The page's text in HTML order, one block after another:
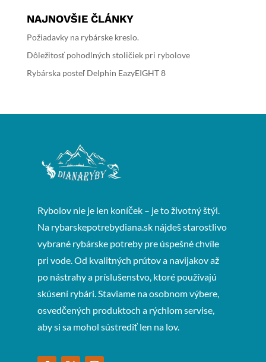
NAJNOVŠIE ČLÁNKY
Požiadavky na rybárske kreslo.
Dôležitosť pohodlných stoličiek pri rybolove
Rybárska posteľ Delphin EazyEIGHT 8
Rybolov nie je len koníček – je to životný štýl.
Na rybarskepotrebydiana.sk nájdeš starostlivo
vybrané rybárske potreby pre úspešné chvíle
pri vode. Od kvalitných prútov a navijakov až
po nástrahy a príslušenstvo, ktoré používajú
skúsení rybári. Staviame na osobnom výbere,
osvedčených produktoch a rýchlom servise,
aby si sa mohol sústrediť len na lov.